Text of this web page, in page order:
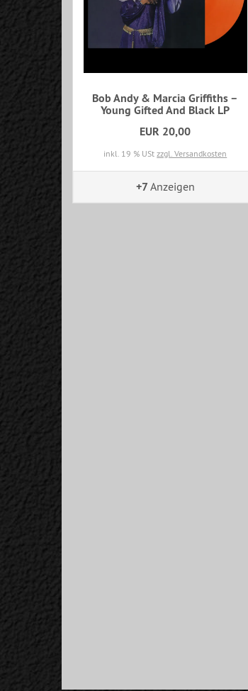
Bob Andy & Marcia Griffiths –
Young Gifted And Black LP
EUR 20,00
inkl. 19 % UStzzgl. Versandkosten
+7 Anzeigen